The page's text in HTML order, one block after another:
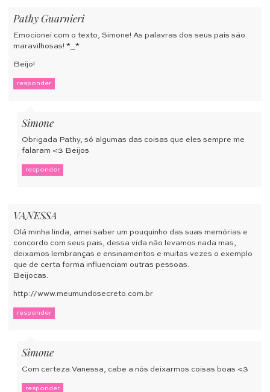
Pathy Guarnieri
Emocionei com o texto, Simone! As palavras dos seus pais são
maravilhosas! *_*
Beijo!
responder
Simone
Obrigada Pathy, só algumas das coisas que eles sempre me
falaram <3 Beijos
responder
VANESSA
Olá minha linda, amei saber um pouquinho das suas memórias e
concordo com seus pais, dessa vida não levamos nada mas,
deixamos lembranças e ensinamentos e muitas vezes o exemplo
que de certa forma influenciam outras pessoas.
Beijocas.
http://www.meumundosecreto.com.br
responder
Simone
Com certeza Vanessa, cabe a nós deixarmos coisas boas <3
responder